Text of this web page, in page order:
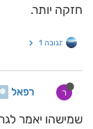
חזקה יותר.
תגובה 1
ר רפאל ❄️
שמישהו יאמר